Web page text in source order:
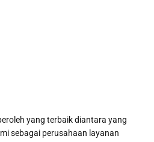
yang terbaik diantara yang
sebagai perusahaan layanan